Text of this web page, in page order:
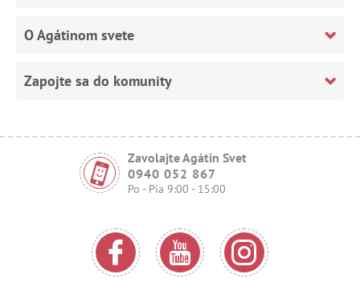
O Agátinom svete
Zapojte sa do komunity
Zavolajte Agátin Svet
0940 052 867
Po - Pia 9:00 - 15:00